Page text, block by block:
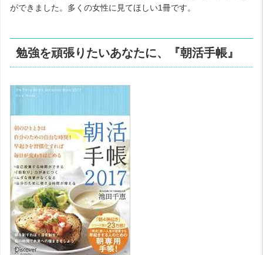
ができました。多くの女性に見てほしい1冊です。
勉強を頑張りたいあなたに、『朝活手帳』